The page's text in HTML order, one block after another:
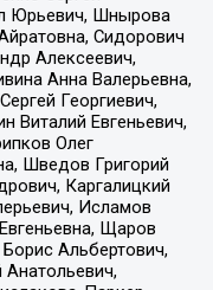
Юрьевич, Шнырова
Сидорович
Алексеевич,
Анна Валерьевна,
Георгиевич,
Виталий Евгеньевич,
Олег
Шведов Григорий
Каргалицкий
Исламов
Щаров
Альбертович,